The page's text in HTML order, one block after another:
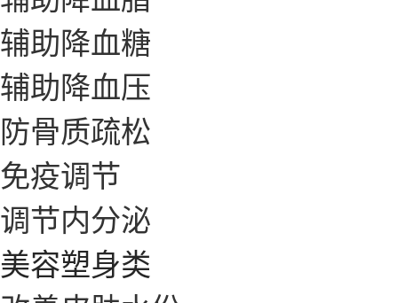
辅助降血糖
辅助降血压
防骨质疏松
免疫调节
调节内分泌
美容塑身类